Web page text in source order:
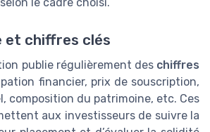
et chiffres clés
publie régulièrement des chiffres
financier, prix de souscription,
composition du patrimoine, etc. Ces
aux investisseurs de suivre la